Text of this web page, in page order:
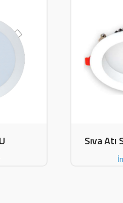
Sıva